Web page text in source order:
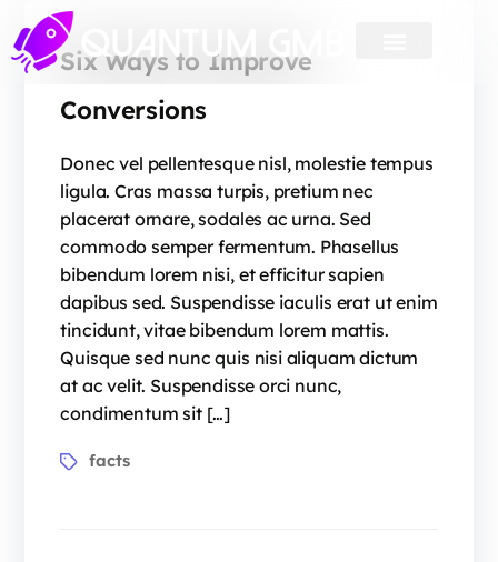
Six Ways to Improve
Conversions
Donec vel pellentesque nisl, molestie tempus
ligula. Cras massa turpis, pretium nec
placerat ornare, sodales ac urna. Sed
commodo semper fermentum. Phasellus
bibendum lorem nisi, et efficitur sapien
dapibus sed. Suspendisse iaculis erat ut enim
tincidunt, vitae bibendum lorem mattis.
Quisque sed nunc quis nisi aliquam dictum
at ac velit. Suspendisse orci nunc,
condimentum sit […]
facts